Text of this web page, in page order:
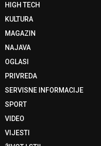
HIGH TECH
KULTURA
MAGAZIN
NAJAVA
OGLASI
PRIVREDA
SERVISNE INFORMACIJE
SPORT
VIDEO
VIJESTI